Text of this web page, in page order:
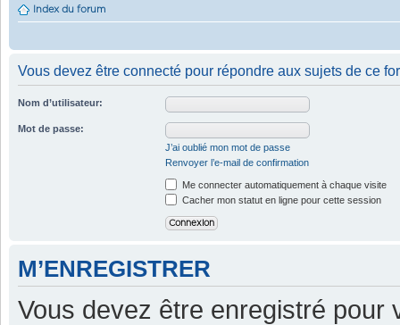
Index du forum
Vous devez être connecté pour répondre aux sujets de ce
Nom d’utilisateur:
Mot de passe:
J’ai oublié mon mot de passe
Renvoyer l’e-mail de confirmation
Me connecter automatiquement à chaque visite
Cacher mon statut en ligne pour cette session
M’ENREGISTRER
Vous devez être enregistré pour